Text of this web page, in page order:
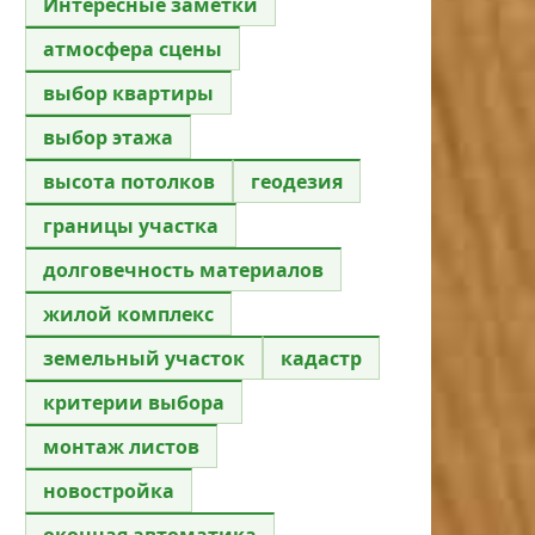
атмосфера сцены
выбор квартиры
выбор этажа
высота потолков
геодезия
границы участка
долговечность материалов
жилой комплекс
земельный участок
кадастр
критерии выбора
монтаж листов
новостройка